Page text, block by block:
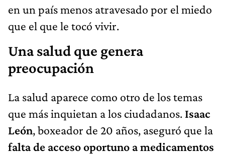
en un país menos atravesado por el miedo
que el que le tocó vivir.
Una salud que genera
preocupación
La salud aparece como otro de los temas
que más inquietan a los ciudadanos. Isaac
León, boxeador de 20 años, aseguró que la
falta de acceso oportuno a medicamentos